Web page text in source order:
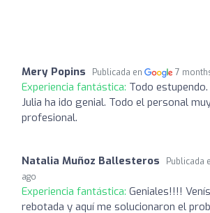
Mery Popins Publicada en 7
Experiencia fantástica: Todo
Julia ha ido genial. Todo el personal
profesional.
Natalia Muñoz Ballesteros Publicada
ago
Experiencia fantástica: Geniales!!!!
rebotada y aquí me solucionaron el